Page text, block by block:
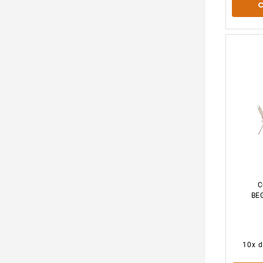
10x